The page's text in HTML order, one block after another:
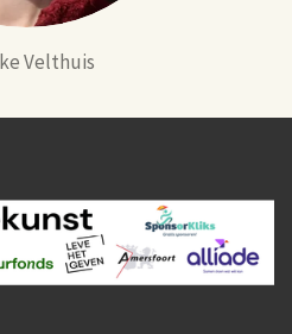
Velthuis